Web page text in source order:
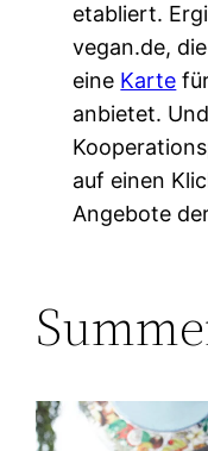
etabliert.
vegan.de,
eine Karte
anbietet.
auf einen
Angebote